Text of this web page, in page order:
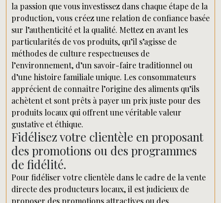
la passion que vous investissez dans chaque étape de la
production, vous créez une relation de confiance basée
sur l’authenticité et la qualité. Mettez en avant les
particularités de vos produits, qu’il s’agisse de
méthodes de culture respectueuses de
l’environnement, d’un savoir-faire traditionnel ou
d’une histoire familiale unique. Les consommateurs
apprécient de connaître l’origine des aliments qu’ils
achètent et sont prêts à payer un prix juste pour des
produits locaux qui offrent une véritable valeur
gustative et éthique.
Fidélisez votre clientèle en proposant
des promotions ou des programmes
de fidélité.
Pour fidéliser votre clientèle dans le cadre de la vente
directe des producteurs locaux, il est judicieux de
proposer des promotions attractives ou des